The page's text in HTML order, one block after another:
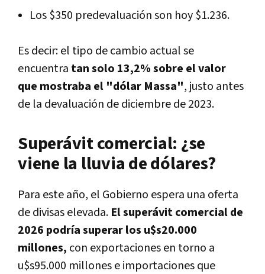
Los $350 predevaluación son hoy $1.236.
Es decir: el tipo de cambio actual se
encuentra tan solo 13,2% sobre el valor
que mostraba el "dólar Massa", justo antes
de la devaluación de diciembre de 2023.
Superávit comercial: ¿se
viene la lluvia de dólares?
Para este año, el Gobierno espera una oferta
de divisas elevada. El superávit comercial de
2026 podría superar los u$s20.000
millones, con exportaciones en torno a
u$s95.000 millones e importaciones que